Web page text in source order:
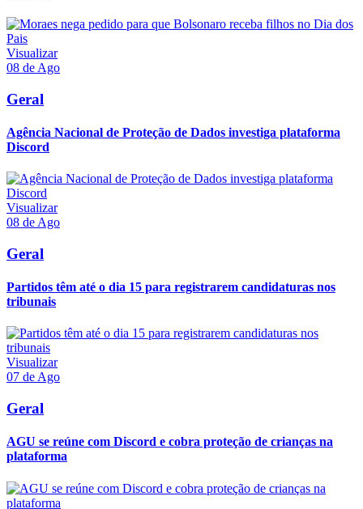
Visualizar
08 de Ago
Geral
Agência Nacional de Proteção de Dados investiga plataforma
Discord
Visualizar
08 de Ago
Geral
Partidos têm até o dia 15 para registrarem candidaturas nos
tribunais
Visualizar
07 de Ago
Geral
AGU se reúne com Discord e cobra proteção de crianças na
plataforma